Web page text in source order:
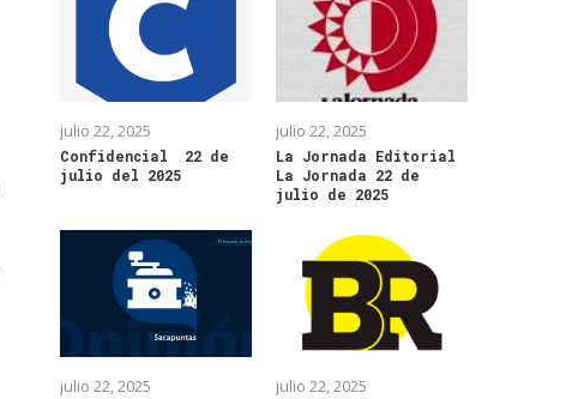
julio 22, 2025
Confidencial 22 de
julio del 2025
julio 22, 2025
La Jornada Editorial
La Jornada 22 de
julio de 2025
julio 22, 2025 julio 22, 2025